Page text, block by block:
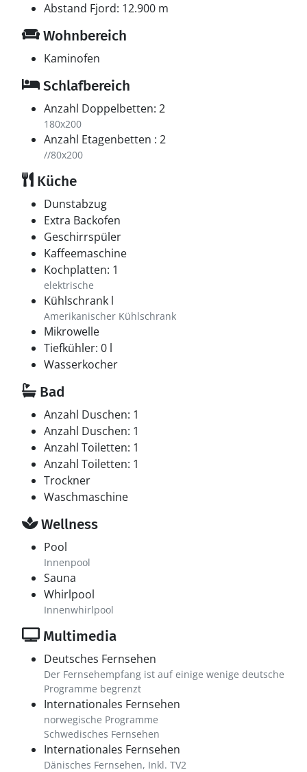
Abstand Fjord: 12.900 m
Wohnbereich
Kaminofen
Schlafbereich
Anzahl Doppelbetten: 2
180x200
Anzahl Etagenbetten : 2
//80x200
Küche
Dunstabzug
Extra Backofen
Geschirrspüler
Kaffeemaschine
Kochplatten: 1
elektrische
Kühlschrank l
Amerikanischer Kühlschrank
Mikrowelle
Tiefkühler: 0 l
Wasserkocher
Bad
Anzahl Duschen: 1
Anzahl Duschen: 1
Anzahl Toiletten: 1
Anzahl Toiletten: 1
Trockner
Waschmaschine
Wellness
Pool
Innenpool
Sauna
Whirlpool
Innenwhirlpool
Multimedia
Deutsches Fernsehen
Der Fernsehempfang ist auf einige wenige deutsche
Programme begrenzt
Internationales Fernsehen
norwegische Programme
Schwedisches Fernsehen
Internationales Fernsehen
Dänisches Fernsehen, Inkl. TV2